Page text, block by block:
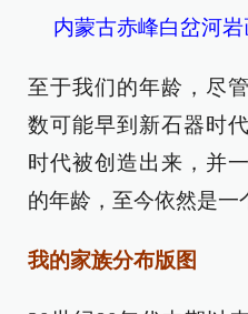
内蒙古赤峰白岔河
至于我们的年龄，尽
数可能早到新石器时
时代被创造出来，并
的年龄，至今依然是一
我的家族分布版图